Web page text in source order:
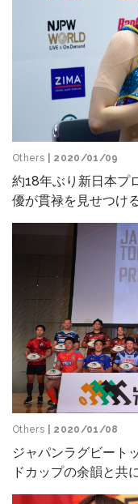
Others | 2020/01/09
約18年ぶり新日本プ
優が貫禄を見せつけ
Others | 2020/01/08
ジャパンラグビート
ドカップの余韻と共